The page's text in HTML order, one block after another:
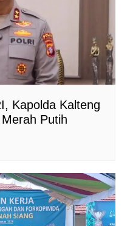
Kapolda Kalteng
Putih